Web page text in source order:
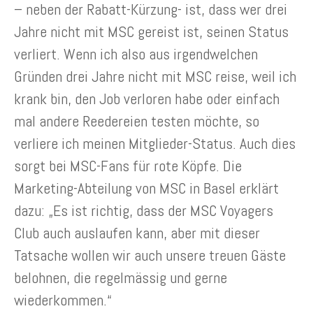
– neben der Rabatt-Kürzung- ist, dass wer drei
Jahre nicht mit MSC gereist ist, seinen Status
verliert. Wenn ich also aus irgendwelchen
Gründen drei Jahre nicht mit MSC reise, weil ich
krank bin, den Job verloren habe oder einfach
mal andere Reedereien testen möchte, so
verliere ich meinen Mitglieder-Status. Auch dies
sorgt bei MSC-Fans für rote Köpfe. Die
Marketing-Abteilung von MSC in Basel erklärt
dazu: „Es ist richtig, dass der MSC Voyagers
Club auch auslaufen kann, aber mit dieser
Tatsache wollen wir auch unsere treuen Gäste
belohnen, die regelmässig und gerne
wiederkommen.“